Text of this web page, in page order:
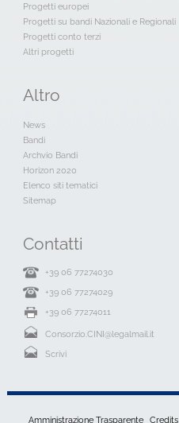
Progetti europei
Progetti su bandi Nazionali e Regionali
Progetti conto terzi
Altri progetti
Altro
News
Bandi
Archvio Bandi
Horizon 2020
Elenco siti tematici
Sitemap
Contatti
+39 06 77274030
+39 06 77274029
+39 06 77274011
Consorzio.CINI@legalmail.it
Scrivi
Amministrazione Trasparente Credits